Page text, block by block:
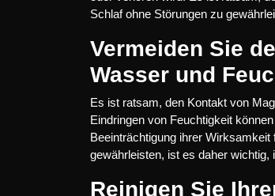
Schlaf ohne Störungen zu
Vermeiden Sie
Wasser und
Es ist ratsam, den Kontakt von
Eindringen von Feuchtigkeit
Beeinträchtigung ihrer
gewährleisten, ist es daher
Reinigen Sie